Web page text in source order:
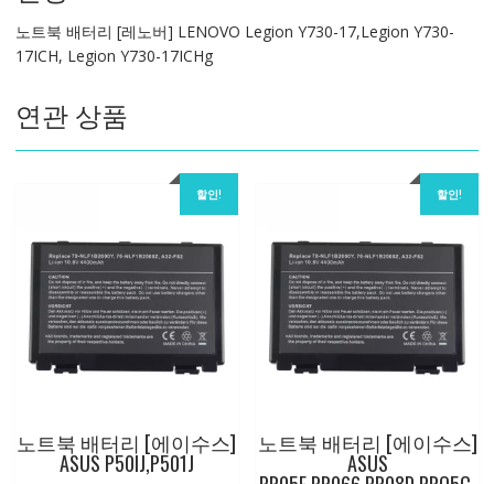
Legion
Y730-
17,Legion
17ICH,
Legion
Y730-
노트북 배터리 [레노버] LENOVO Legion Y730-17,Legion Y730-
17ICH, Legion Y730-17ICHg
연관 상품
할인!
노트북 배터리 [에이수스]
ASUS P50IJ,P501J
할인!
노트북 배터리 [에이수스]
ASUS